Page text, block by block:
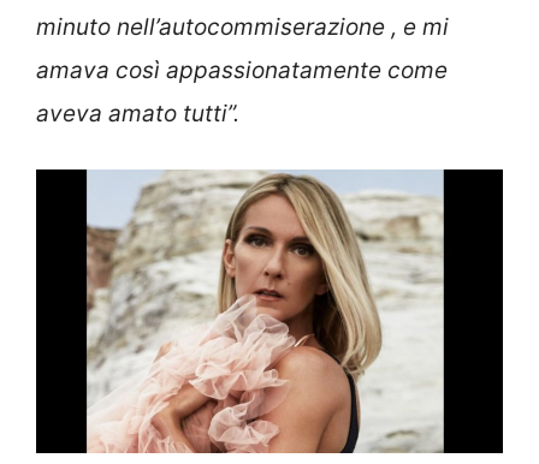
minuto nell’autocommiserazione , e mi
amava così appassionatamente come
aveva amato tutti”.